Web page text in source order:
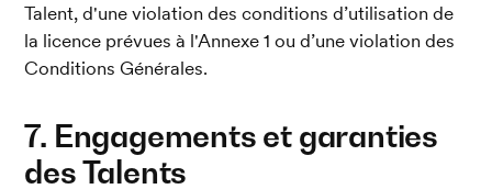
Talent, d'une violation des conditions d’utilisation de
la licence prévues à l'Annexe 1 ou d’une violation des
Conditions Générales.
7. Engagements et garanties
des Talents